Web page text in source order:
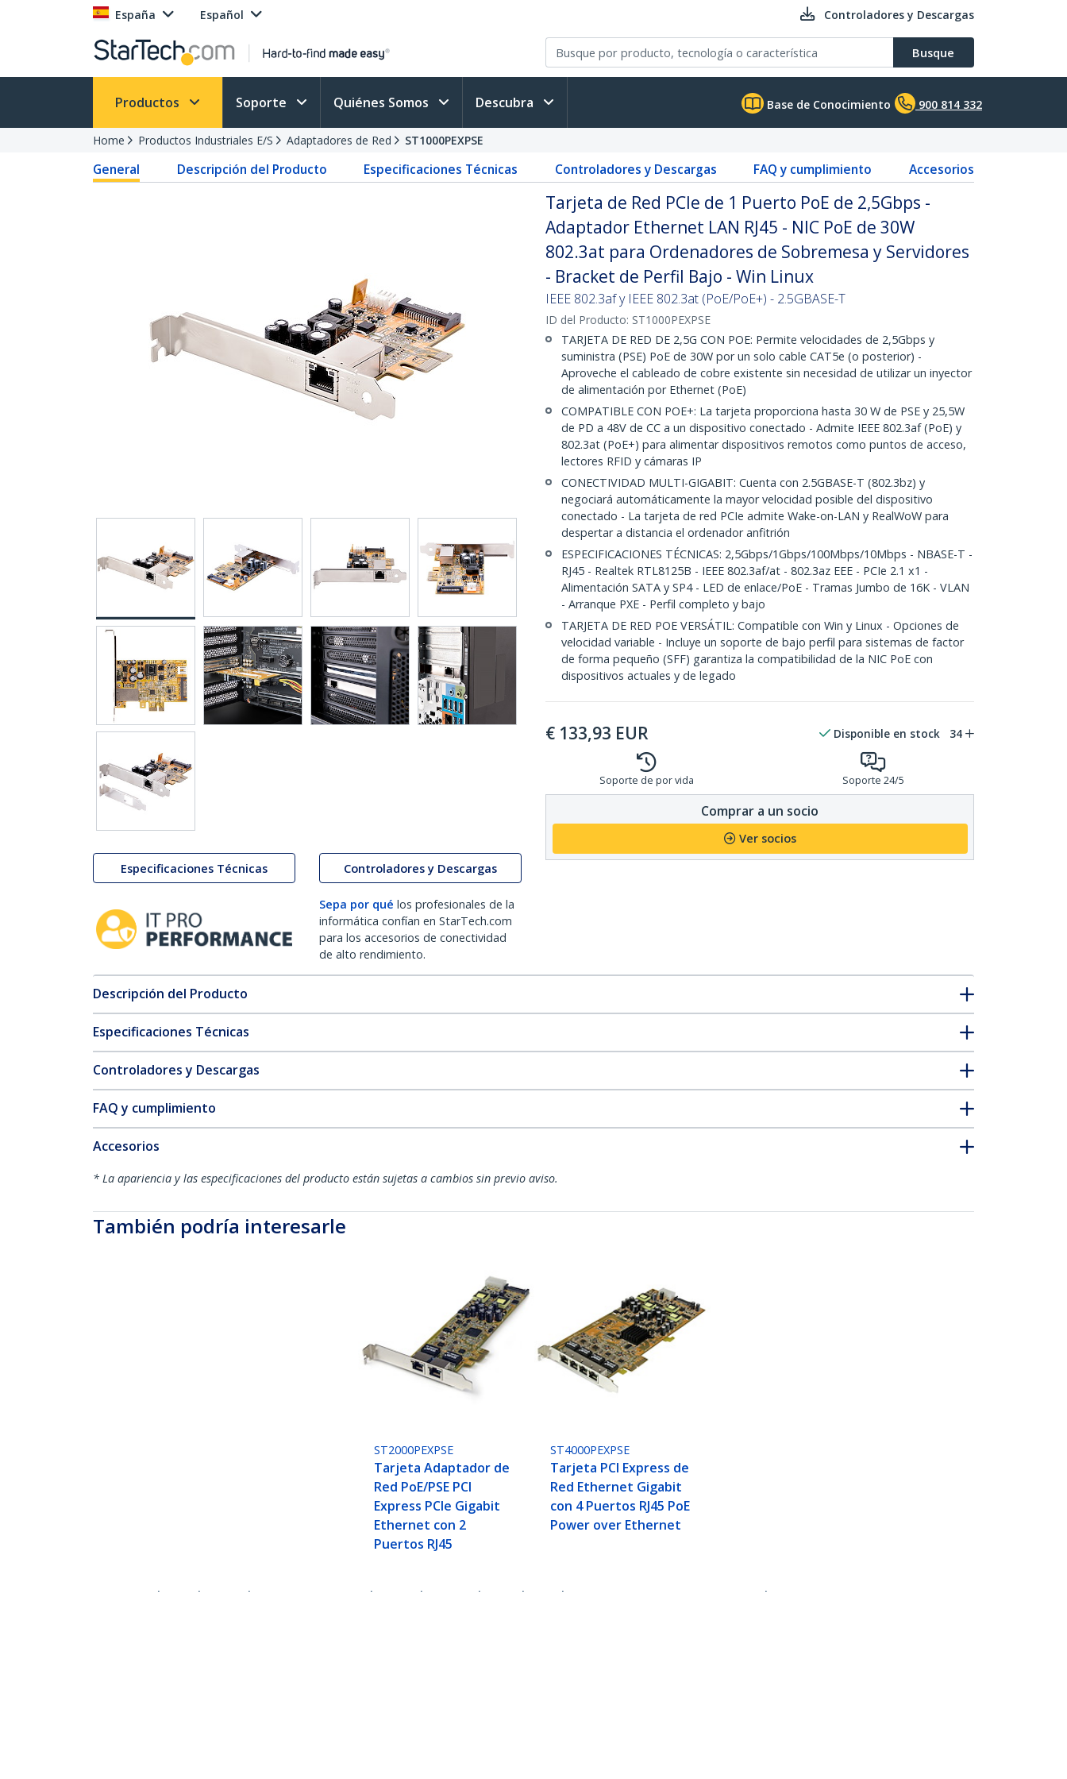
España Español Controladores y Descargas
Busque
Productos Soporte Quiénes Somos Descubra Base de Conocimiento 900 814 332
Home Productos Industriales E/S Adaptadores de Red ST1000PEXPSE
General Descripción del Producto Especificaciones Técnicas Controladores y Descargas FAQ y cumplimiento Accesorios
Especificaciones Técnicas Controladores y Descargas
Sepa por qué los profesionales de la
informática confían en StarTech.com
para los accesorios de conectividad
de alto rendimiento.
Tarjeta de Red PCIe de 1 Puerto PoE de 2,5Gbps -
Adaptador Ethernet LAN RJ45 - NIC PoE de 30W
802.3at para Ordenadores de Sobremesa y Servidores
- Bracket de Perfil Bajo - Win Linux
IEEE 802.3af y IEEE 802.3at (PoE/PoE+) - 2.5GBASE-T
ID del Producto: ST1000PEXPSE
TARJETA DE RED DE 2,5G CON POE: Permite velocidades de 2,5Gbps y
suministra (PSE) PoE de 30W por un solo cable CAT5e (o posterior) -
Aproveche el cableado de cobre existente sin necesidad de utilizar un inyector
de alimentación por Ethernet (PoE)
COMPATIBLE CON POE+: La tarjeta proporciona hasta 30 W de PSE y 25,5W
de PD a 48V de CC a un dispositivo conectado - Admite IEEE 802.3af (PoE) y
802.3at (PoE+) para alimentar dispositivos remotos como puntos de acceso,
lectores RFID y cámaras IP
CONECTIVIDAD MULTI-GIGABIT: Cuenta con 2.5GBASE-T (802.3bz) y
negociará automáticamente la mayor velocidad posible del dispositivo
conectado - La tarjeta de red PCIe admite Wake-on-LAN y RealWoW para
despertar a distancia el ordenador anfitrión
ESPECIFICACIONES TÉCNICAS: 2,5Gbps/1Gbps/100Mbps/10Mbps - NBASE-T -
RJ45 - Realtek RTL8125B - IEEE 802.3af/at - 802.3az EEE - PCIe 2.1 x1 -
Alimentación SATA y SP4 - LED de enlace/PoE - Tramas Jumbo de 16K - VLAN
- Arranque PXE - Perfil completo y bajo
TARJETA DE RED POE VERSÁTIL: Compatible con Win y Linux - Opciones de
velocidad variable - Incluye un soporte de bajo perfil para sistemas de factor
de forma pequeño (SFF) garantiza la compatibilidad de la NIC PoE con
dispositivos actuales y de legado
€ 133,93 EUR Disponible en stock 34
Soporte de por vida Soporte 24/5
Comprar a un socio
Ver socios
Descripción del Producto
Especificaciones Técnicas
Controladores y Descargas
FAQ y cumplimiento
Accesorios
* La apariencia y las especificaciones del producto están sujetas a cambios sin previo aviso.
También podría interesarle
ST2000PEXPSE
Tarjeta Adaptador de
Red PoE/PSE PCI
Express PCIe Gigabit
Ethernet con 2
Puertos RJ45
ST4000PEXPSE
Tarjeta PCI Express de
Red Ethernet Gigabit
con 4 Puertos RJ45 PoE
Power over Ethernet
Tarjeta de Red PCIe de 1 Puerto PoE de 2,5Gbps - Adaptador Ethernet LAN RJ45 - NIC PoE de 30W 802.3at